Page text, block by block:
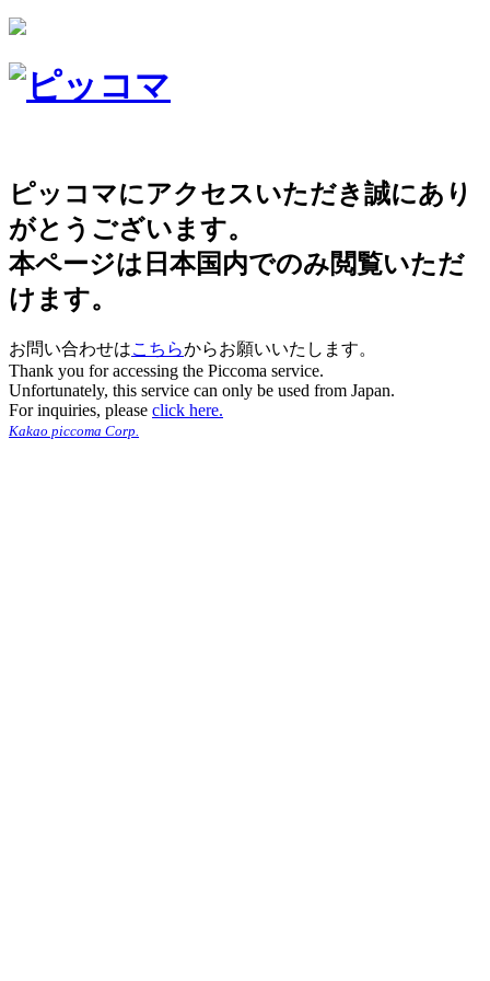
ピッコマにアクセスいただき誠にあり
がとうございます。
本ページは日本国内でのみ閲覧いただ
けます。
お問い合わせはこちらからお願いいたします。
Thank you for accessing the Piccoma service.
Unfortunately, this service can only be used from Japan.
For inquiries, please click here.
Kakao piccoma Corp.